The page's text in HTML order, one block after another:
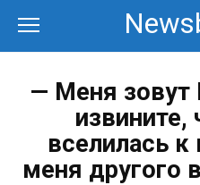
контенту
— Меня
извините,
вселилась
меня другого